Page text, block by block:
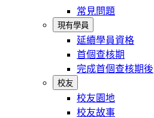
常見問題
現有學員
延續學員資格
首個查核期
完成首個查核期後
校友
校友園地
校友故事